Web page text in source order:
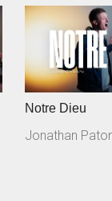
Notre Dieu
Jonathan